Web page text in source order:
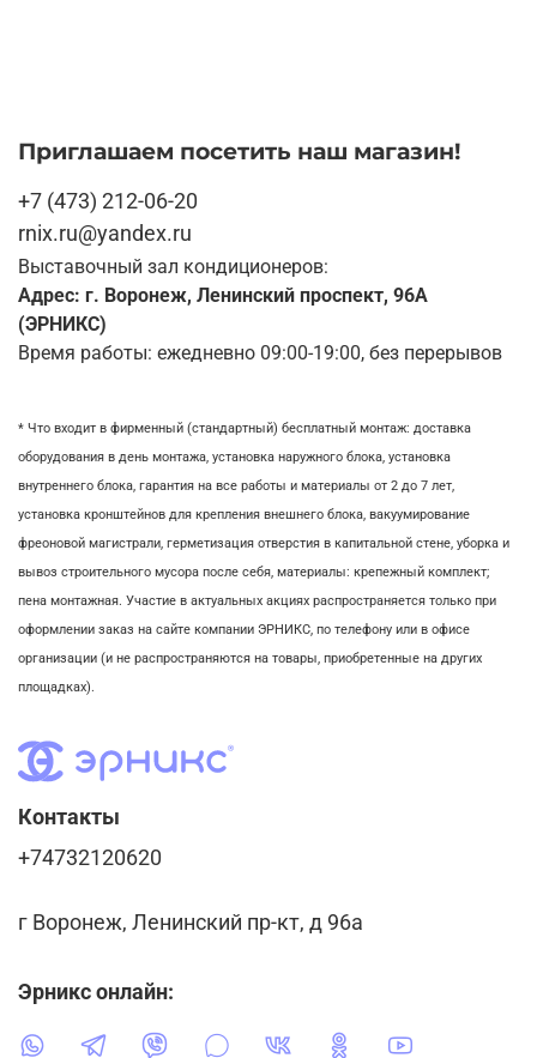
Приглашаем посетить наш магазин!
+7 (473) 212-06-20
rnix.ru@yandex.ru
Выставочный зал кондиционеров:
Адрес: г. Воронеж, Ленинский проспект, 96А
(ЭРНИКС)
Время работы: ежедневно 09:00-19:00, без перерывов
* Что входит в фирменный (стандартный) бесплатный монтаж: доставка
оборудования в день монтажа, установка наружного блока, установка
внутреннего блока, гарантия на все работы и материалы от 2 до 7 лет,
установка кронштейнов для крепления внешнего блока, вакуумирование
фреоновой магистрали, герметизация отверстия в капитальной стене, уборка и
вывоз строительного мусора после себя, материалы: крепежный комплект;
пена монтажная. Участие в актуальных акциях распространяется только при
оформлении заказ на сайте компании ЭРНИКС, по телефону или в офисе
организации (и не распространяются на товары, приобретенные на других
площадках).
Контакты
+74732120620
г Воронеж, Ленинский пр-кт, д 96а
Эрникс онлайн: